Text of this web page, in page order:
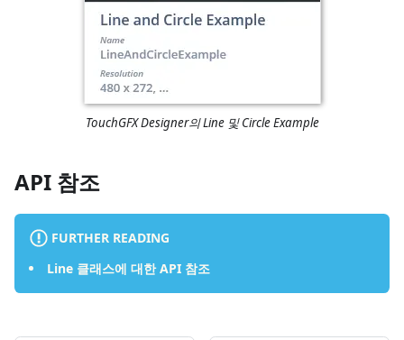
TouchGFX Designer의 Line 및 Circle Example
API 참조
FURTHER READING
Line 클래스에 대한 API 참조